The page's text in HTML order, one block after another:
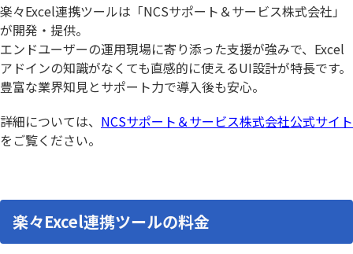
楽々Excel連携ツールは「NCSサポート＆サービス株式会社」
が開発・提供。
エンドユーザーの運用現場に寄り添った支援が強みで、Excel
アドインの知識がなくても直感的に使えるUI設計が特長です。
豊富な業界知見とサポート力で導入後も安心。
詳細については、 NCSサポート＆サービス株式会社公式サイト
をご覧ください。
楽々Excel連携ツールの料金